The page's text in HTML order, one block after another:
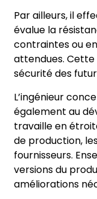
Par ailleurs, il
évalue la
contraintes ou
attendues.
sécurité des
L’ingénieur
également au
travaille en
de production,
fournisseurs.
versions du
améliorations